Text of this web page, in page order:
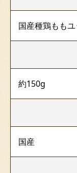
国産種鶏もも
約150g
国産